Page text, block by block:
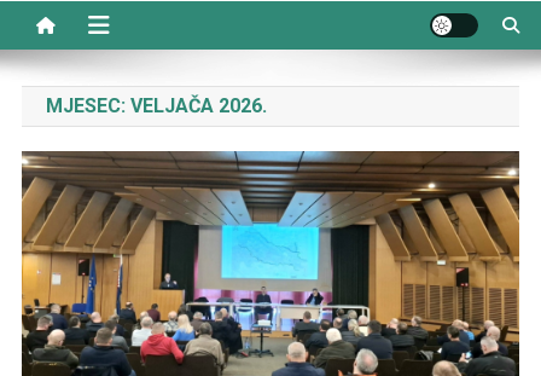
MJESEC: VELJAČA 2026.